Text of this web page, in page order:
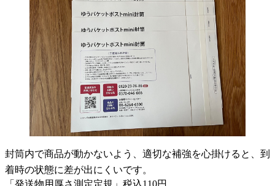
封筒内で商品が動かないよう、適切な補強を心掛けると、到
着時の状態に差が出にくいです。